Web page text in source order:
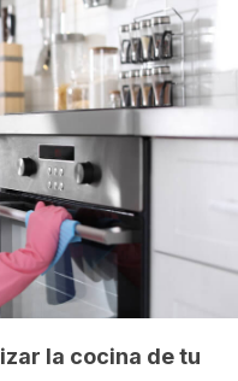
la cocina de tu